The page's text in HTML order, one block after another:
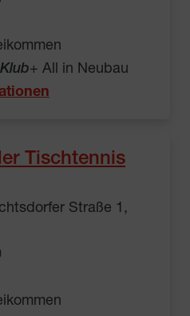
Klub+ All in Neubau
Tischtennis
Straße 1,